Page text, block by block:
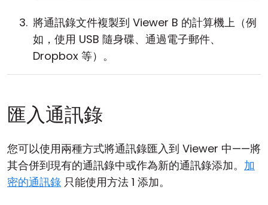
將通訊錄文件複製到 Viewer B 的計算機上（例
如，使用 USB 隨身碟、通過電子郵件、
Dropbox 等）。
匯入通訊錄
您可以使用兩種方式將通訊錄匯入到 Viewer 中——將
其合併到現有的通訊錄中或作為新的通訊錄添加。 加
密的通訊錄 只能使用方法 1 添加。